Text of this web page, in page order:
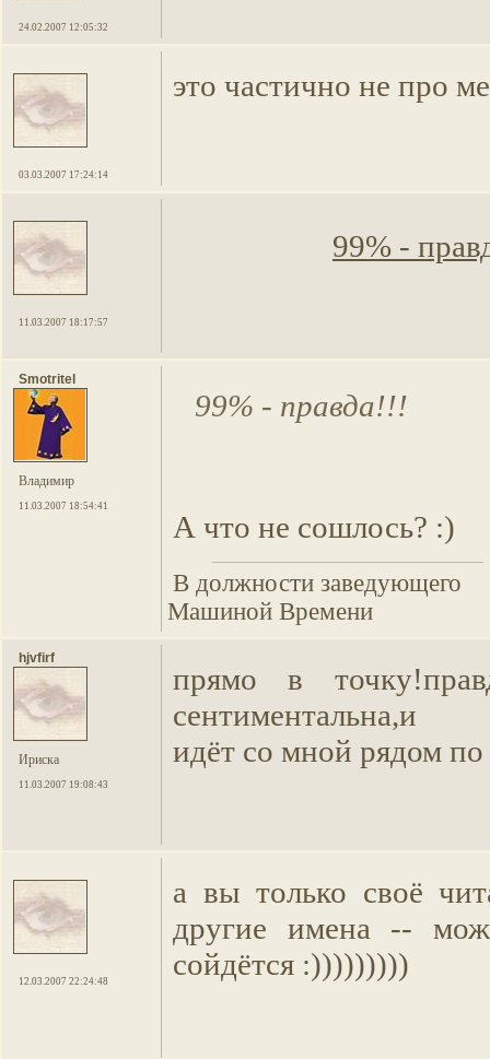
24.02.2007 12:05:32
03.03.2007 17:24:14
это частично не про
11.03.2007 18:17:57
99% -
Smotritel
Владимир
11.03.2007 18:54:41
99% - правда!!!
А что не сошлось? :)
В должности заведующего
Машиной Времени
hjvfirf
Ириска
11.03.2007 19:08:43
прямо в
сентиментальна,и
идёт со мной рядом
12.03.2007 22:24:48
а вы только своё
другие имена --
сойдётся :)))))))))